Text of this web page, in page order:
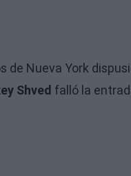
de Nueva York
Shved falló la